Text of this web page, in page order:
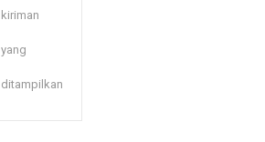
kiriman
yang
ditampilkan